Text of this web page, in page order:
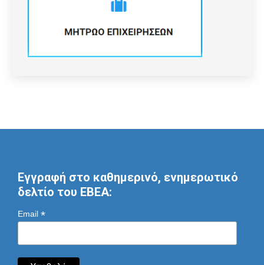
Εγγραφή στο καθημερινό, ενημερωτικό
δελτίο του ΕΒΕΑ:
Email *